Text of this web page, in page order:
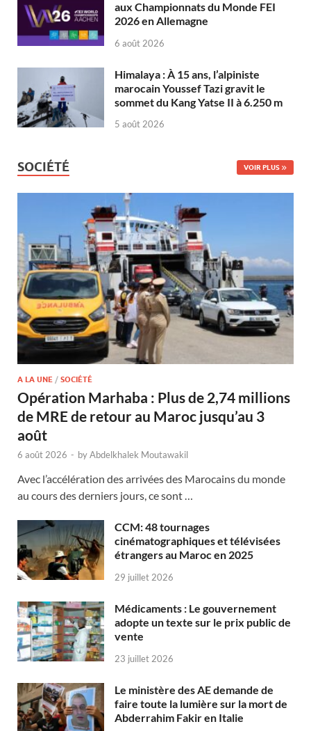
aux Championnats du Monde FEI
2026 en Allemagne
6 août 2026
Himalaya : À 15 ans, l’alpiniste
marocain Youssef Tazi gravit le
sommet du Kang Yatse II à 6.250 m
5 août 2026
SOCIÉTÉ VOIR PLUS
A LA UNE / SOCIÉTÉ
Opération Marhaba : Plus de 2,74 millions
de MRE de retour au Maroc jusqu’au 3
août
6 août 2026 - byAbdelkhalek Moutawakil
Avec l’accélération des arrivées des Marocains du monde
au cours des derniers jours, ce sont …
CCM: 48 tournages
cinématographiques et télévisées
étrangers au Maroc en 2025
29 juillet 2026
Médicaments : Le gouvernement
adopte un texte sur le prix public de
vente
23 juillet 2026
Le ministère des AE demande de
faire toute la lumière sur la mort de
Abderrahim Fakir en Italie